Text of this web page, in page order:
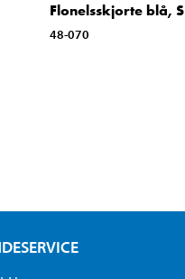
Flonelsskjorte blå, S
48-070